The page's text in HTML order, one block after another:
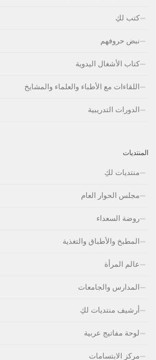
كتب لكِ
نبض حروفهم
كتاب الأشغال اليدوية
اللقاءات مع الأطباء والعلماء والمشايخ
الدورات التدريبية
المنتديات
منتديات لكِ
مجلس الحوار العام
روضة السعداء
المطبخ والأطباق والتغذية
عالم المرأة
المدارس والجامعات
أرشيف منتديات لكِ
لوحة مفاتيج عربية
مركز الابتسامات